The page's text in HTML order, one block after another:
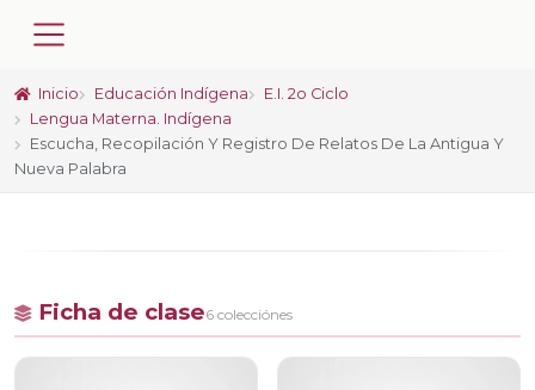
Inicio Educación Indígena
E.I. 2o Ciclo
Lengua Materna. Indígena
Escucha, Recopilación Y Registro De Relatos De La Antigua Y
Nueva Palabra
Ficha de clase6 colecciónes